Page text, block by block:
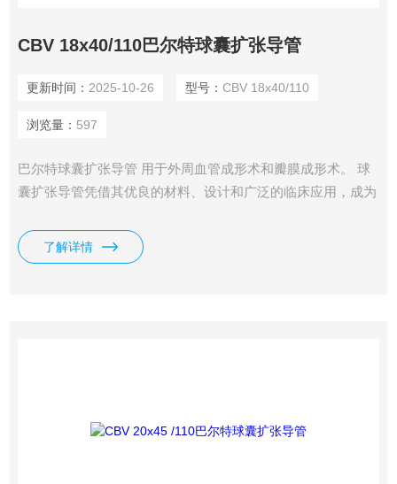
CBV 18x40/110巴尔特球囊扩张导管
更新时间： 2025-10-26 型号： CBV 18x40/110
浏览量： 597
巴尔特球囊扩张导管 用于外周血管成形术和瓣膜成形术。 球
囊扩张导管凭借其优良的材料、设计和广泛的临床应用，成为
了解详情